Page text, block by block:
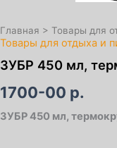
Главная > Товары для
Товары для отдыха и
ЗУБР 450 мл,
1700-00 р.
ЗУБР 450 мл,